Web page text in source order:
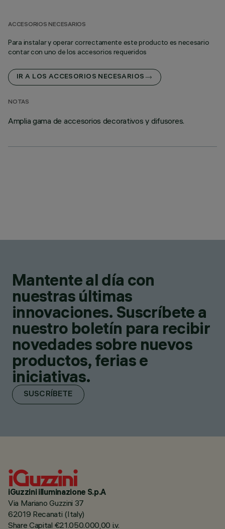
ACCESORIOS NECESARIOS
Para instalar y operar correctamente este producto es necesario
contar con uno de los accesorios requeridos
IR A LOS ACCESORIOS NECESARIOS
NOTAS
Amplia gama de accesorios decorativos y difusores.
Mantente al día con
nuestras últimas
innovaciones. Suscríbete a
nuestro boletín para recibir
novedades sobre nuevos
productos, ferias e
iniciativas.
SUSCRÍBETE
iGuzzini illuminazione S.p.A
Via Mariano Guzzini 37
62019 Recanati (Italy)
Share Capital €21.050.000,00 i.v.